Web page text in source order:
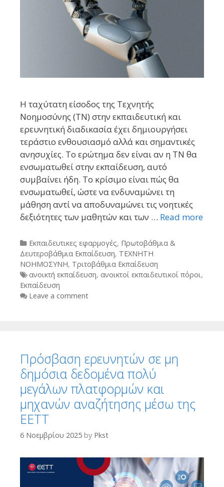
Η ταχύτατη είσοδος της Τεχνητής
Νοημοσύνης (ΤΝ) στην εκπαιδευτική και
ερευνητική διαδικασία έχει δημιουργήσει
τεράστιο ενθουσιασμό αλλά και σημαντικές
ανησυχίες. Το ερώτημα δεν είναι αν η ΤΝ θα
ενσωματωθεί στην εκπαίδευση, αυτό
συμβαίνει ήδη. Το κρίσιμο είναι πώς θα
ενσωματωθεί, ώστε να ενδυναμώνει τη
μάθηση αντί να αποδυναμώνει τις νοητικές
δεξιότητες των μαθητών και των … Read more
Categories
Εκπαιδευτικες εφαρμογές, Πρωτοβάθμια &
Δευτεροβάθμια Εκπαίδευση, ΤΕΧΝΗΤΗ
ΝΟΗΜΟΣΥΝΗ, Τριτοβάθμια Εκπαίδευση
Tags
ανοικτή εκπαίδευση, ανοικτοί εκπαιδευτικοί πόροι,
Εκπαίδευση
Leave a comment
Πρόσβαση ερευνητών σε μη
δημόσια δεδομένα πολύ
μεγάλων πλατφορμών και
μηχανών αναζήτησης μέσω της
ΕΕΤΤ
6 Νοεμβρίου 2025 by Pkst